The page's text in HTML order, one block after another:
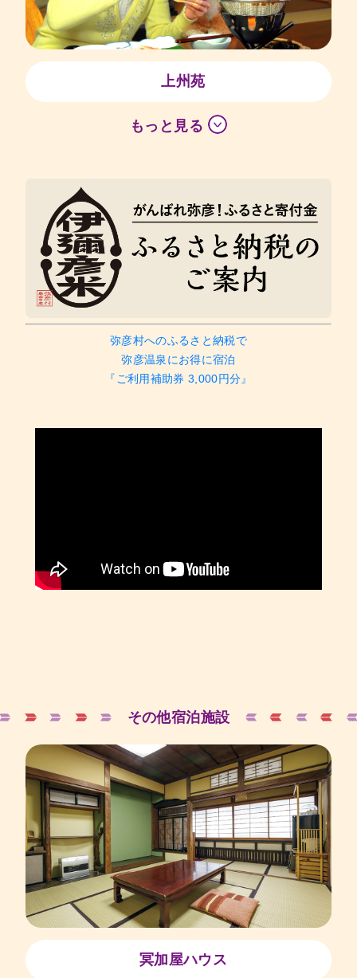
上州苑
もっと見る
弥彦村へのふるさと納税で
弥彦温泉にお得に宿泊
『ご利用補助券 3,000円分』
その他宿泊施設
冥加屋ハウス